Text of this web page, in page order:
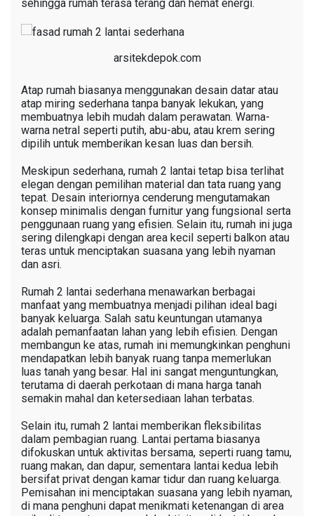
sehingga rumah terasa terang dan hemat energi.
arsitekdepok.com
Atap rumah biasanya menggunakan desain datar atau
atap miring sederhana tanpa banyak lekukan, yang
membuatnya lebih mudah dalam perawatan. Warna-
warna netral seperti putih, abu-abu, atau krem sering
dipilih untuk memberikan kesan luas dan bersih.
Meskipun sederhana, rumah 2 lantai tetap bisa terlihat
elegan dengan pemilihan material dan tata ruang yang
tepat. Desain interiornya cenderung mengutamakan
konsep minimalis dengan furnitur yang fungsional serta
penggunaan ruang yang efisien. Selain itu, rumah ini juga
sering dilengkapi dengan area kecil seperti balkon atau
teras untuk menciptakan suasana yang lebih nyaman
dan asri.
Rumah 2 lantai sederhana menawarkan berbagai
manfaat yang membuatnya menjadi pilihan ideal bagi
banyak keluarga. Salah satu keuntungan utamanya
adalah pemanfaatan lahan yang lebih efisien. Dengan
membangun ke atas, rumah ini memungkinkan penghuni
mendapatkan lebih banyak ruang tanpa memerlukan
luas tanah yang besar. Hal ini sangat menguntungkan,
terutama di daerah perkotaan di mana harga tanah
semakin mahal dan ketersediaan lahan terbatas.
Selain itu, rumah 2 lantai memberikan fleksibilitas
dalam pembagian ruang. Lantai pertama biasanya
difokuskan untuk aktivitas bersama, seperti ruang tamu,
ruang makan, dan dapur, sementara lantai kedua lebih
bersifat privat dengan kamar tidur dan ruang keluarga.
Pemisahan ini menciptakan suasana yang lebih nyaman,
di mana penghuni dapat menikmati ketenangan di area